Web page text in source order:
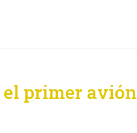
primer avión